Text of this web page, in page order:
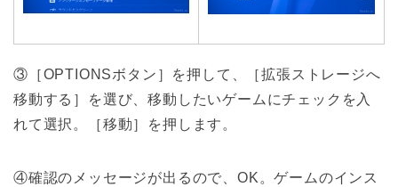
③［OPTIONSボタン］を押して、［拡張ストレージへ
移動する］を選び、移動したいゲームにチェックを入
れて選択。［移動］を押します。
④確認のメッセージが出るので、OK。ゲームのインス